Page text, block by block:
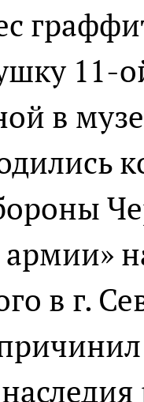
11-
в
в г.